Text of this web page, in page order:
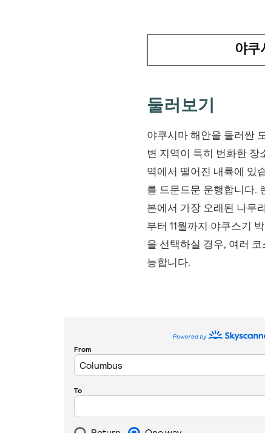
둘러보기
야쿠시마 해안을 둘러싼
변 지역이 특히 번화한 장
역에서 떨어진 내륙에 있
를 드문드문 운행합니다.
본에서 가장 오래된 나무
부터 11월까지 야쿠스기
을 선택하실 경우, 여러
능합니다.